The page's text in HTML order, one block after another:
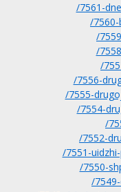
/7561-
/
/
/
/
/7556-
/7555-
/7554-
/
/7552-
/7551-
/7550-
/